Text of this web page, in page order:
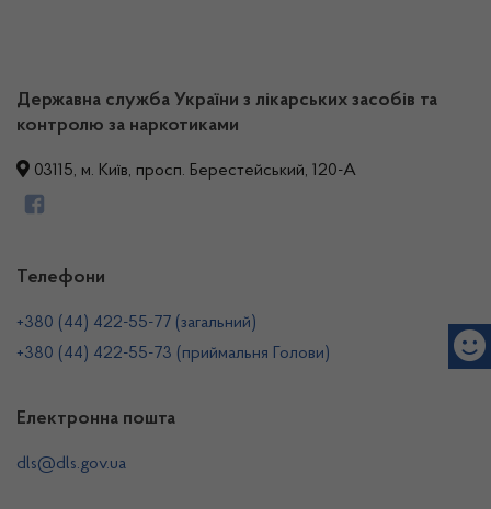
Державна служба України з лікарських засобів та
контролю за наркотиками
03115, м. Київ, просп. Берестейський, 120-А
Телефони
+380 (44) 422-55-77 (загальний)
+380 (44) 422-55-73 (приймальня Голови)
Електронна пошта
dls@dls.gov.ua